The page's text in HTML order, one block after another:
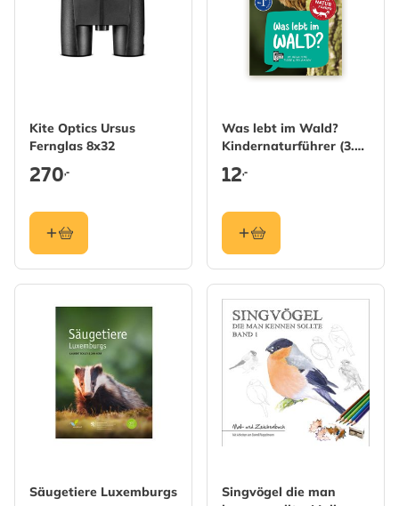
Kite Optics Ursus
Fernglas 8x32
270,-
Was lebt im Wald?
Kindernaturführer (3.
Auflage)
12,-
Säugetiere Luxemburgs
Singvögel die man